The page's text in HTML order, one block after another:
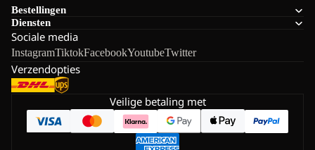
Bestellingen
Diensten
Sociale media
InstagramTiktokFacebookYoutubeTwitter
Verzendopties
Veilige betaling met